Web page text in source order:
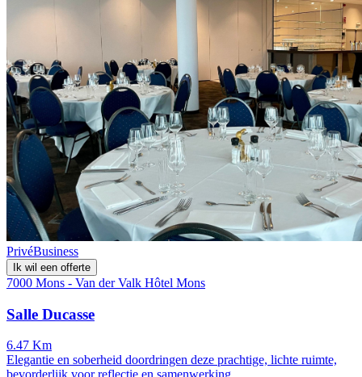
PrivéBusiness
Ik wil een offerte
7000 Mons - Van der Valk Hôtel Mons
Salle Ducasse
6.47 Km
Elegantie en soberheid doordringen deze prachtige, lichte ruimte,